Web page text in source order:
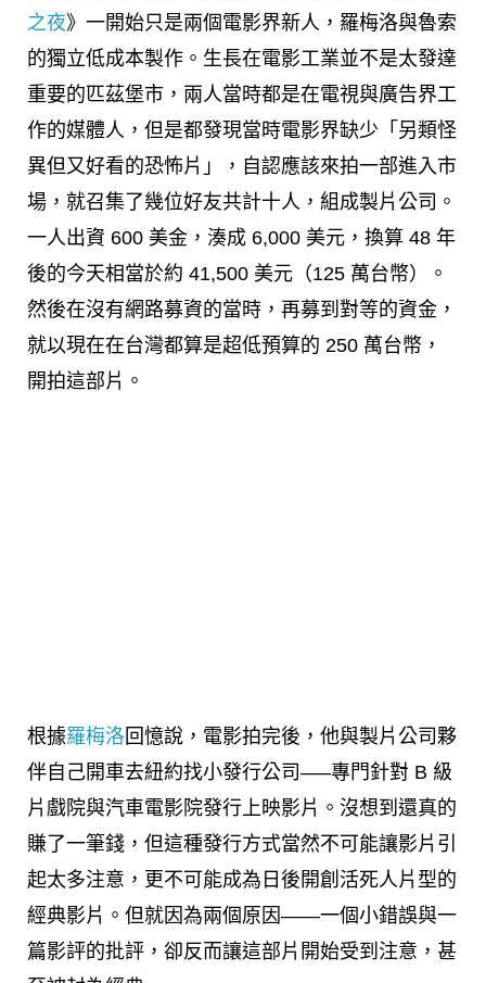
之夜》一開始只是兩個電影界新人，羅梅洛與魯索
的獨立低成本製作。生長在電影工業並不是太發達
重要的匹茲堡市，兩人當時都是在電視與廣告界工
作的媒體人，但是都發現當時電影界缺少「另類怪
異但又好看的恐怖片」，自認應該來拍一部進入市
場，就召集了幾位好友共計十人，組成製片公司。
一人出資 600 美金，湊成 6,000 美元，換算 48 年
後的今天相當於約 41,500 美元（125 萬台幣）。
然後在沒有網路募資的當時，再募到對等的資金，
就以現在在台灣都算是超低預算的 250 萬台幣，
開拍這部片。
根據羅梅洛回憶說，電影拍完後，他與製片公司夥
伴自己開車去紐約找小發行公司—–專門針對 B 級
片戲院與汽車電影院發行上映影片。沒想到還真的
賺了一筆錢，但這種發行方式當然不可能讓影片引
起太多注意，更不可能成為日後開創活死人片型的
經典影片。但就因為兩個原因——一個小錯誤與一
篇影評的批評，卻反而讓這部片開始受到注意，甚